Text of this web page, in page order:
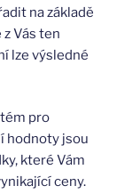
na základě
Vás ten
lze výsledné
pro
hodnoty jsou
které Vám
ceny.